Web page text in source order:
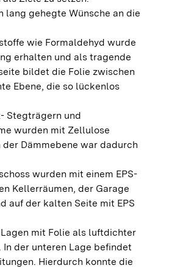
lang gehegte Wünsche an die
wie Formaldehyd wurde
erhalten und als tragende
bildet die Folie zwischen
Ebene, die so lückenlos
Stegträgern und
wurden mit Zellulose
Dämmebene war dadurch
wurden mit einem EPS-
Kellerräumen, der Garage
auf der kalten Seite mit EPS
mit Folie als luftdichter
der unteren Lage befindet
Hierdurch konnte die